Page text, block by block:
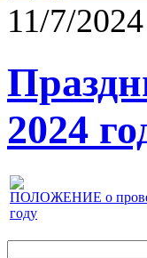
11/7/2024
2024
ПОЛОЖЕНИЕ о
году